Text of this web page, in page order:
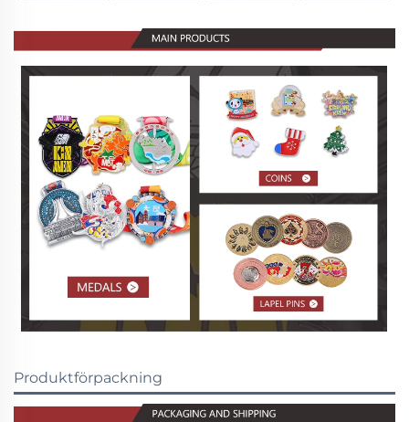
Produktförpackning